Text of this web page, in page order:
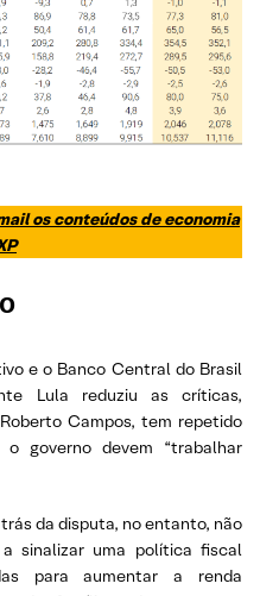
os conteúdos de economia
e o Banco Central do Brasil
Lula reduziu as críticas,
Campos, tem repetido
governo devem “trabalhar
da disputa, no entanto, não
sinalizar uma política fiscal
para aumentar a renda